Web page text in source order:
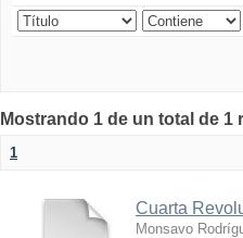
Mostrando 1 de un total de 1
1
Cuarta
Monsavo